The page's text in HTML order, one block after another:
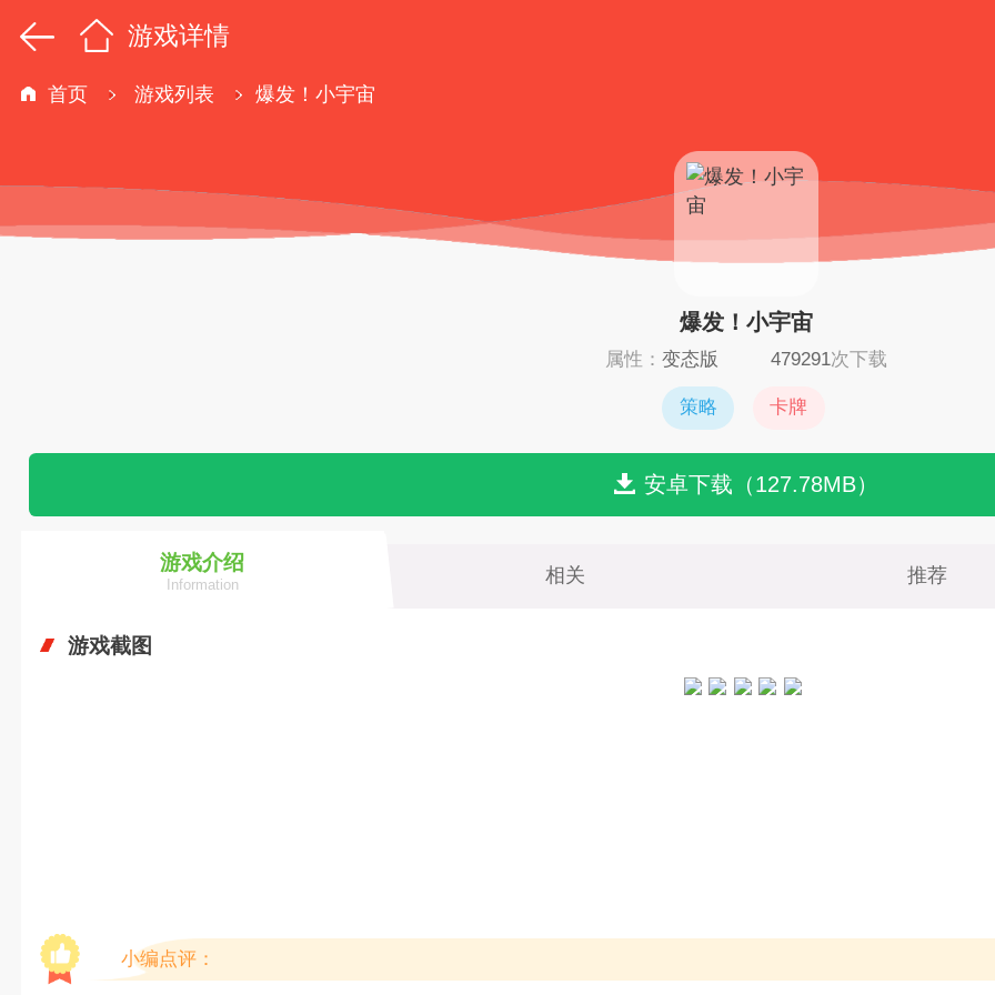
游戏详情
首页 游戏列表 爆发！小宇宙
爆发！小宇宙
属性： 变态版 479291次下载
策略 卡牌
安卓下载（127.78MB）
游戏介绍
Information 相关 推荐
游戏截图
小编点评：